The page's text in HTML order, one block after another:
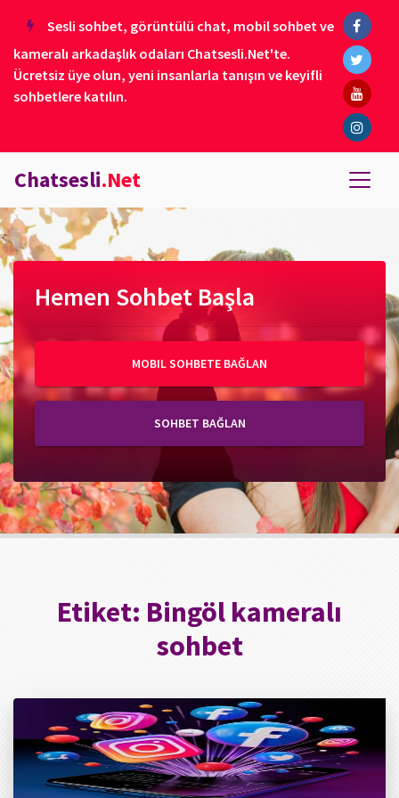
Sesli sohbet, görüntülü chat, mobil sohbet ve
kameralı arkadaşlık odaları Chatsesli.Net'te.
Ücretsiz üye olun, yeni insanlarla tanışın ve keyifli
sohbetlere katılın.
Chatsesli.Net
Hemen Sohbet Başla
MOBIL SOHBETE BAĞLAN
SOHBET BAĞLAN
Etiket: Bingöl kameralı
sohbet